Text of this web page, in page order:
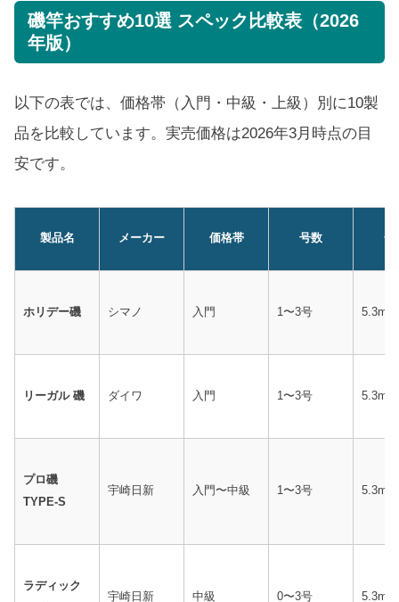
磯竿おすすめ10選 スペック比較表（2026
年版）
以下の表では、価格帯（入門・中級・上級）別に10製
品を比較しています。実売価格は2026年3月時点の目
安です。
製品名 メーカー 価格帯 号数 全
ホリデー磯 シマノ 入門 1〜3号 5.3m
リーガル 磯 ダイワ 入門 1〜3号 5.3m
プロ磯
TYPE-S
宇崎日新 入門〜中級 1〜3号 5.3m
ラディック
宇崎日新 中級 0〜3号 5.3m